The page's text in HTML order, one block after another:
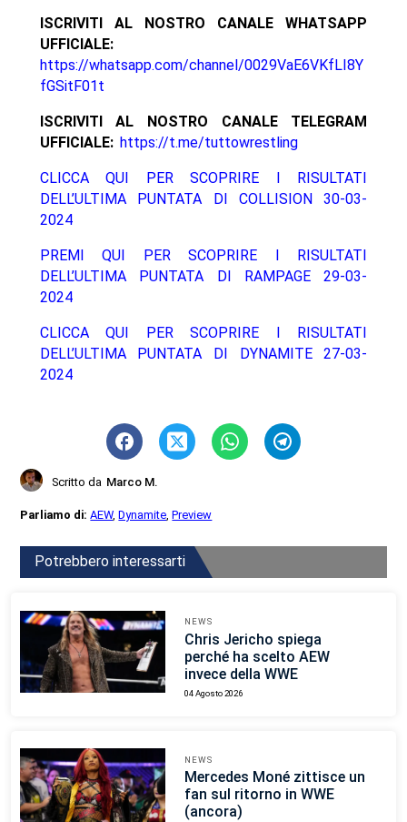
ISCRIVITI AL NOSTRO CANALE WHATSAPP
UFFICIALE:
https://whatsapp.com/channel/0029VaE6VKfLI8Y
fGSitF01t
ISCRIVITI AL NOSTRO CANALE TELEGRAM
UFFICIALE: https://t.me/tuttowrestling
CLICCA QUI PER SCOPRIRE I RISULTATI
DELL’ULTIMA PUNTATA DI COLLISION 30-03-
2024
PREMI QUI PER SCOPRIRE I RISULTATI
DELL’ULTIMA PUNTATA DI RAMPAGE 29-03-
2024
CLICCA QUI PER SCOPRIRE I RISULTATI
DELL’ULTIMA PUNTATA DI DYNAMITE 27-03-
2024
Scritto da Marco M.
Parliamo di:AEW,Dynamite,Preview
Potrebbero interessarti
NEWS
Chris Jericho spiega
perché ha scelto AEW
invece della WWE
04 Agosto 2026
NEWS
Mercedes Moné zittisce un
fan sul ritorno in WWE
(ancora)